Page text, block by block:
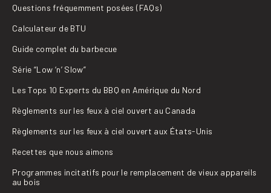
Questions fréquemment posées (FAQs)
Calculateur de BTU
Guide complet du barbecue
Série “Low ‘n’ Slow”
Les Tops 10 Experts du BBQ en Amérique du Nord
Règlements sur les feux à ciel ouvert au Canada
Règlements sur les feux à ciel ouvert aux États-Unis
Recettes que nous aimons
Programmes incitatifs pour le remplacement de vieux appareils
au bois